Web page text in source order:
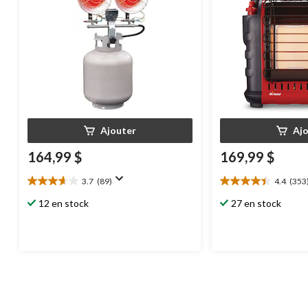
Ajouter
164,99 $
3.7 (89)
3.7
étoile(s)
12 en stock
169,99 $
4.4 (353)
4.4
étoile(s)
27 en stock